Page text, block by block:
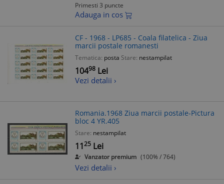
Primesti 3 puncte
Adauga in cos
CF - 1968 - LP685 - Coala filatelica - Ziua
marcii postale romanesti
Tematica: posta Stare: nestampilat
10498 Lei
Vezi detalii ›
Romania.1968 Ziua marcii postale-Pictura
bloc 4 YR.405
Stare: nestampilat
1125 Lei
Vanzator premium (100% / 764)
Vezi detalii ›